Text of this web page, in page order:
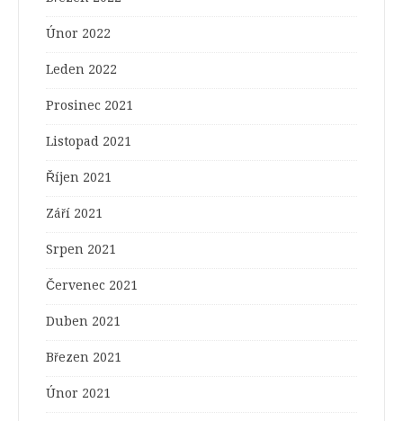
Únor 2022
Leden 2022
Prosinec 2021
Listopad 2021
Říjen 2021
Září 2021
Srpen 2021
Červenec 2021
Duben 2021
Březen 2021
Únor 2021